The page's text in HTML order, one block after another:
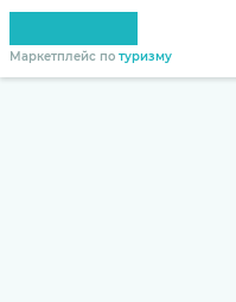
Маркетплейс по туризму